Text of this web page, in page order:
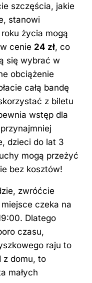
szczęścia, jakie
stanowi
życia mogą
cenie 24 zł, co
się wybrać w
obciążenie
całą bandę
z biletu
wstęp dla
dzieci do lat 3
mogą przeżyć
bez kosztów!
zwróćcie
czeka na
Dlatego
czasu,
raju to
z domu, to
małych